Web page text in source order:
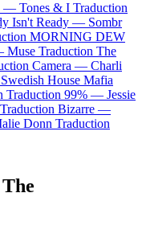
— Tones & I Traduction
Isn't Ready — Sombr
MORNING DEW
Muse Traduction The
Camera — Charli
Swedish House Mafia
Traduction 99% — Jessie
Traduction Bizarre —
Donn Traduction